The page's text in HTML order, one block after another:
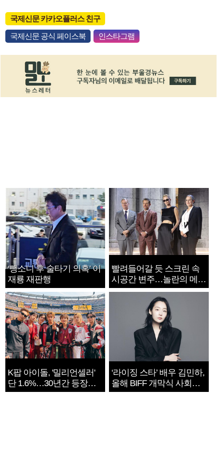
국제신문 카카오플러스 친구
국제신문 공식 페이스북 인스타그램
‘뺑소니 후 술타기 의혹’ 이
재룡 재판행
빨려들어갈 듯 스크린 속
시공간 변주…놀란의 메시
지는 ‘전쟁 속죄’
K팝 아이돌, '밀리언셀러'
단 1.6%…30년간 등장
1182개팀 전수조사
‘라이징 스타’ 배우 김민하,
올해 BIFF 개막식 사회자
확정